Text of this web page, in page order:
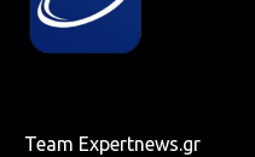
Team Expertnews.gr